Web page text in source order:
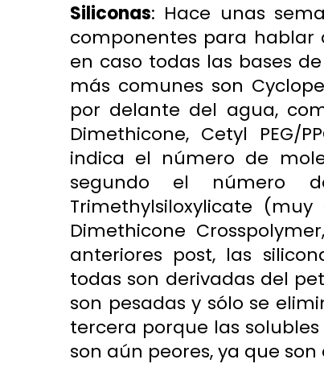
Siliconas: Hace unas
componentes para hablar
en caso todas las bases
más comunes son
por delante del agua,
Dimethicone, Cetyl PEG/
indica el número de
segundo el número
Trimethylsiloxylicate
Dimethicone
anteriores post, las
todas son derivadas del
son pesadas y sólo se
tercera porque las
son aún peores, ya que